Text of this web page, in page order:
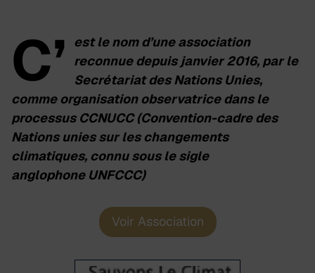
C’
est le nom d’une association
reconnue depuis janvier 2016, par le
Secrétariat des Nations Unies,
comme organisation observatrice dans le
processus CCNUCC (Convention-cadre des
Nations unies sur les changements
climatiques, connu sous le sigle
anglophone UNFCCC)
Voir Association